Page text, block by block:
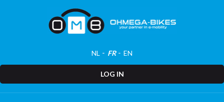
NL FR EN
LOG IN